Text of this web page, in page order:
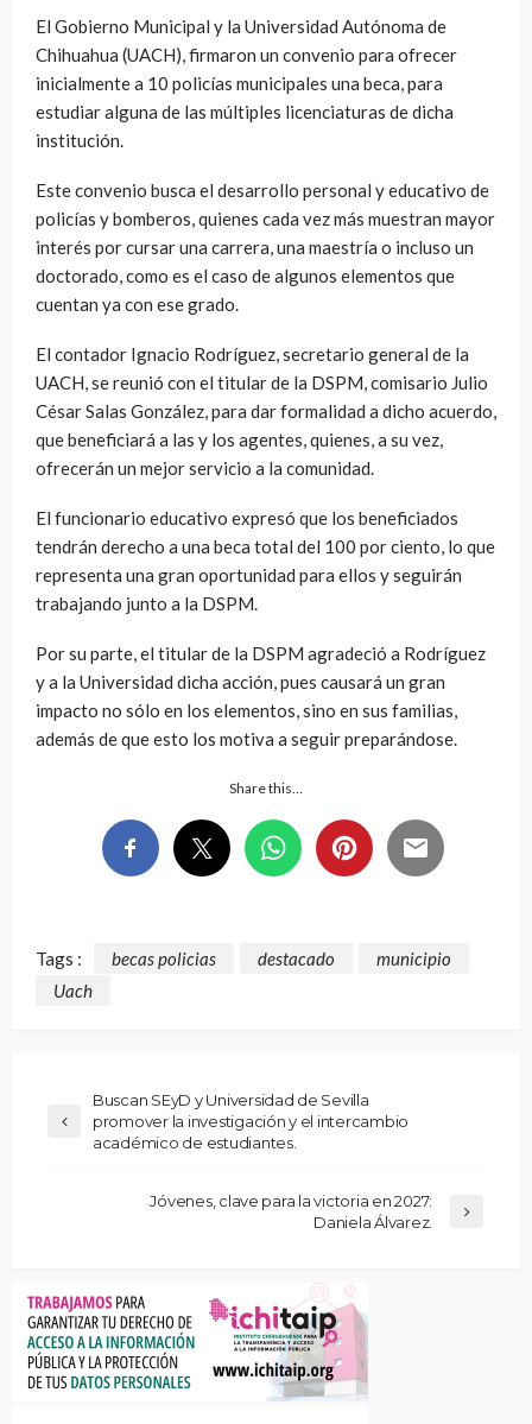
El Gobierno Municipal y la Universidad Autónoma de
Chihuahua (UACH), firmaron un convenio para ofrecer
inicialmente a 10 policías municipales una beca, para
estudiar alguna de las múltiples licenciaturas de dicha
institución.
Este convenio busca el desarrollo personal y educativo de
policías y bomberos, quienes cada vez más muestran mayor
interés por cursar una carrera, una maestría o incluso un
doctorado, como es el caso de algunos elementos que
cuentan ya con ese grado.
El contador Ignacio Rodríguez, secretario general de la
UACH, se reunió con el titular de la DSPM, comisario Julio
César Salas González, para dar formalidad a dicho acuerdo,
que beneficiará a las y los agentes, quienes, a su vez,
ofrecerán un mejor servicio a la comunidad.
El funcionario educativo expresó que los beneficiados
tendrán derecho a una beca total del 100 por ciento, lo que
representa una gran oportunidad para ellos y seguirán
trabajando junto a la DSPM.
Por su parte, el titular de la DSPM agradeció a Rodríguez
y a la Universidad dicha acción, pues causará un gran
impacto no sólo en los elementos, sino en sus familias,
además de que esto los motiva a seguir preparándose.
Share this…
Tags : becas policias destacado
municipio
Uach
Buscan SEyD y Universidad de Sevilla
promover la investigación y el intercambio
académico de estudiantes.
Jóvenes, clave para la victoria en 2027:
Daniela Álvarez.